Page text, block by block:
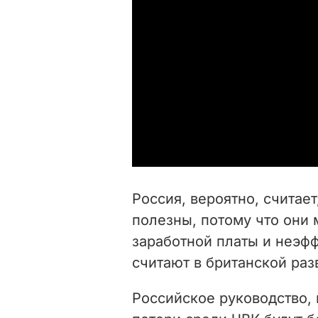
Россия, вероятно,
полезны, потому что
заработной платы и
считают в британской
Российское